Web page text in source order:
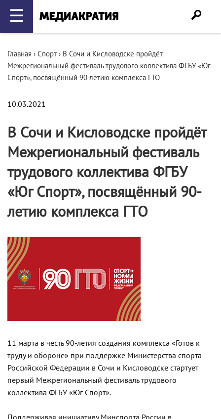
☰
Главная › Спорт › В Сочи и Кисловодске пройдёт
Межрегиональный фестиваль трудового коллектива ФГБУ «Юг
Спорт», посвящённый 90-летию комплекса ГТО
10.03.2021
В Сочи и Кисловодске пройдёт
Межрегиональный фестиваль
трудового коллектива ФГБУ
«Юг Спорт», посвящённый 90-
летию комплекса ГТО
11 марта в честь 90-летия создания комплекса «Готов к
труду и обороне» при поддержке Министерства спорта
Российской Федерации в Сочи и Кисловодске стартует
первый Межрегиональный фестиваль трудового
коллектива ФГБУ «Юг Спорт».